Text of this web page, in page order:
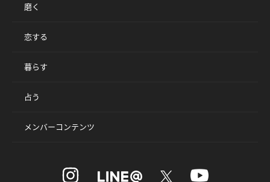
磨く
恋する
暮らす
占う
メンバーコンテンツ